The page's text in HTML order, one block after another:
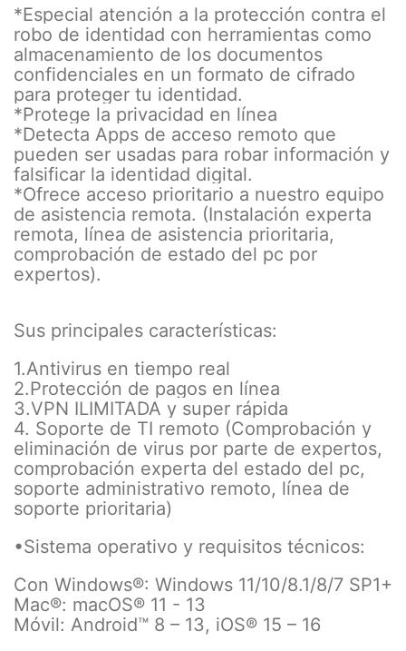
*Especial atención a la protección contra el
robo de identidad con herramientas como
almacenamiento de los documentos
confidenciales en un formato de cifrado
para proteger tu identidad.
*Protege la privacidad en línea
*Detecta Apps de acceso remoto que
pueden ser usadas para robar información y
falsificar la identidad digital.
*Ofrece acceso prioritario a nuestro equipo
de asistencia remota. (Instalación experta
remota, línea de asistencia prioritaria,
comprobación de estado del pc por
expertos).
Sus principales características:
1.Antivirus en tiempo real
2.Protección de pagos en línea
3.VPN ILIMITADA y super rápida
4. Soporte de TI remoto (Comprobación y
eliminación de virus por parte de expertos,
comprobación experta del estado del pc,
soporte administrativo remoto, línea de
soporte prioritaria)
•Sistema operativo y requisitos técnicos:
Con Windows®: Windows 11/10/8.1/8/7 SP1+
Mac®: macOS® 11 - 13
Móvil: Android™ 8 – 13, iOS® 15 – 16